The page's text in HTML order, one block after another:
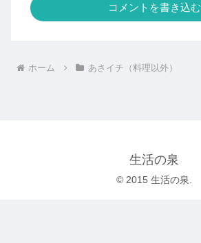
コメントを書き込む
ホーム あさイチ（料理以外）
生活の泉
© 2015 生活の泉.